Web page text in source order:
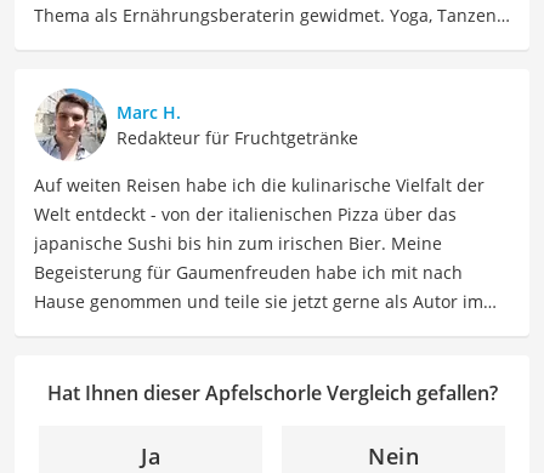
Thema als Ernährungsberaterin gewidmet. Yoga, Tanzen,
genießt. Jenny ist schon allein um die Welt gereist. Heute
findet sie Ausgleich bei Yoga und Tanzen, auch als
Lehrerin, und interessiert sich viel für Südamerika und
Schamanismus.
Der Apfelschorle-Vergleich ist aus unserer Sicht
besonders empfehlenswert fürSportlerundKinder
Marc H.
Redakteur für Fruchtgetränke
Auf weiten Reisen habe ich die kulinarische Vielfalt der
Welt entdeckt - von der italienischen Pizza über das
japanische Sushi bis hin zum irischen Bier. Meine
Begeisterung für Gaumenfreuden habe ich mit nach
Hause genommen und teile sie jetzt gerne als Autor im
Rezepte und die Vielfalt der kulinarischen Welt. Mein Ziel
Ernährung auseinanderzusetzen, neue
Hat Ihnen dieser Apfelschorle Vergleich gefallen?
Ja Nein